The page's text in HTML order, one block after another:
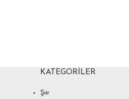
KATEGORILER
Şiir